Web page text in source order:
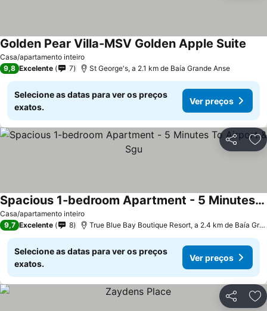
Casa/apartamento inteiro
Golden Pear Villa-MSV Golden Apple Suite
9,8 Excelente 7 St George's, a 2.1 km de Baía Grande Anse
Selecione as datas para ver os preços
exatos.
Ver preços
Partilhar
Casa/apartamento inteiro
Spacious 1-bedroom Apartment - 5 Minutes To Airport & Sgu
Ver preços
9,7 Excelente 8 True Blue Bay Boutique Resort, a 2.4 km de Baía
Selecione as datas para ver os preços
exatos.
Ver preços
Partilhar